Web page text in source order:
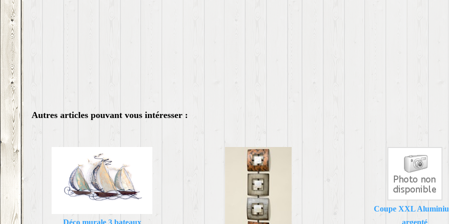
Autres articles pouvant vous intéresser :
Déco murale 3 bateaux
Coupe XXL
argenté